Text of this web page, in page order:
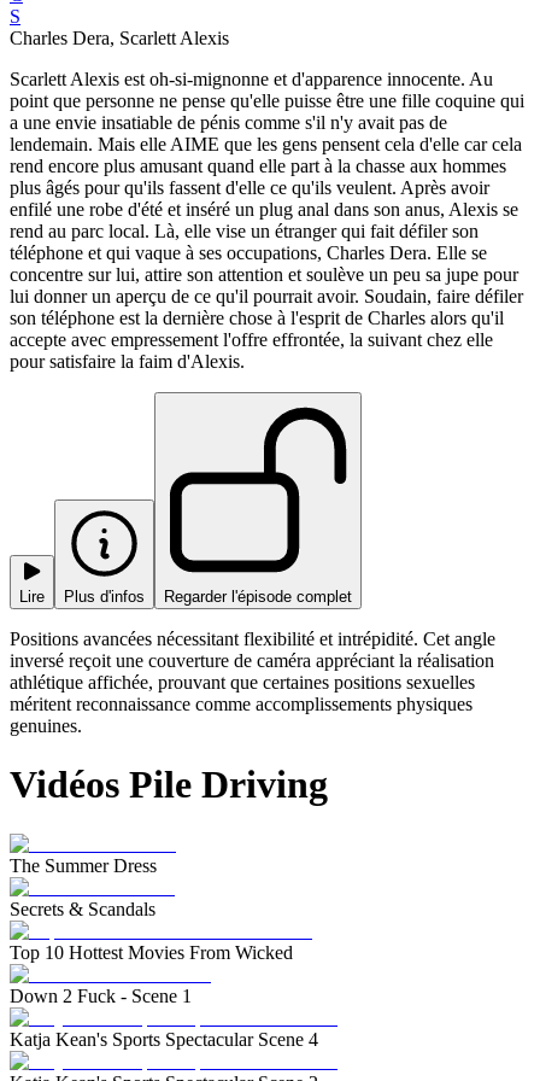
S
Charles Dera, Scarlett Alexis
Scarlett Alexis est oh-si-mignonne et d'apparence innocente. Au
point que personne ne pense qu'elle puisse être une fille coquine qui
a une envie insatiable de pénis comme s'il n'y avait pas de
lendemain. Mais elle AIME que les gens pensent cela d'elle car cela
rend encore plus amusant quand elle part à la chasse aux hommes
plus âgés pour qu'ils fassent d'elle ce qu'ils veulent. Après avoir
enfilé une robe d'été et inséré un plug anal dans son anus, Alexis se
rend au parc local. Là, elle vise un étranger qui fait défiler son
téléphone et qui vaque à ses occupations, Charles Dera. Elle se
concentre sur lui, attire son attention et soulève un peu sa jupe pour
lui donner un aperçu de ce qu'il pourrait avoir. Soudain, faire défiler
son téléphone est la dernière chose à l'esprit de Charles alors qu'il
accepte avec empressement l'offre effrontée, la suivant chez elle
pour satisfaire la faim d'Alexis.
Lire Plus d'infos Regarder l'épisode complet
Positions avancées nécessitant flexibilité et intrépidité. Cet angle
inversé reçoit une couverture de caméra appréciant la réalisation
athlétique affichée, prouvant que certaines positions sexuelles
méritent reconnaissance comme accomplissements physiques
genuines.
Vidéos Pile Driving
The Summer Dress
Secrets & Scandals
Top 10 Hottest Movies From Wicked
Down 2 Fuck - Scene 1
Katja Kean's Sports Spectacular Scene 4